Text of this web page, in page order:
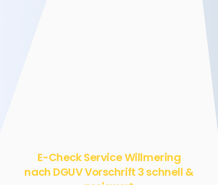
E-Check Service Willmering
nach DGUV Vorschrift 3 schnell &